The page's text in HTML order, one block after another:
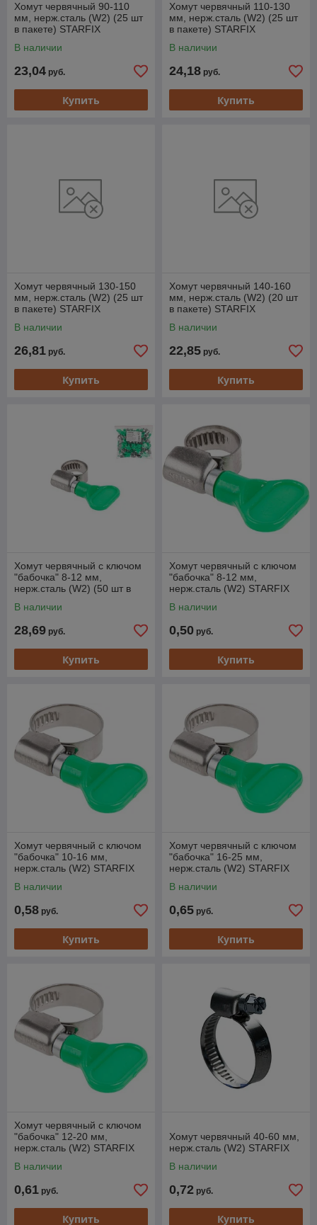
Хомут червячный 90-110
мм, нерж.сталь (W2) (25 шт
в пакете) STARFIX
В наличии
23,04 руб.
Купить
Хомут червячный 110-130
мм, нерж.сталь (W2) (25 шт
в пакете) STARFIX
В наличии
24,18 руб.
Купить
Хомут червячный 130-150
мм, нерж.сталь (W2) (25 шт
в пакете) STARFIX
В наличии
26,81 руб.
Купить
Хомут червячный 140-160
мм, нерж.сталь (W2) (20 шт
в пакете) STARFIX
В наличии
22,85 руб.
Купить
Хомут червячный с ключом
"бабочка" 8-12 мм,
нерж.сталь (W2) (50 шт в
В наличии
28,69 руб.
Купить
Хомут червячный с ключом
"бабочка" 8-12 мм,
нерж.сталь (W2) STARFIX
В наличии
0,50 руб.
Купить
Хомут червячный с ключом
"бабочка" 10-16 мм,
нерж.сталь (W2) STARFIX
В наличии
0,58 руб.
Купить
Хомут червячный с ключом
"бабочка" 16-25 мм,
нерж.сталь (W2) STARFIX
В наличии
0,65 руб.
Купить
Хомут червячный с ключом
"бабочка" 12-20 мм,
нерж.сталь (W2) STARFIX
В наличии
0,61 руб.
Купить
Хомут червячный 40-60 мм,
нерж.сталь (W2) STARFIX
В наличии
0,72 руб.
Купить